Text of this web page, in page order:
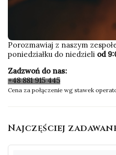
Porozmawiaj z naszym
poniedziałku do niedzieli od
Zadzwoń do nas:
+48 881 915 445
Cena za połączenie wg stawek
Najczęściej